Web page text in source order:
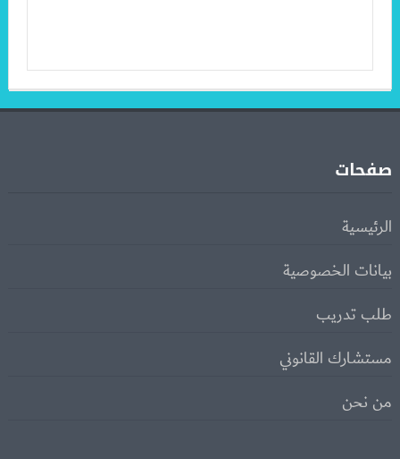
صفحات
الرئيسية
بيانات الخصوصية
طلب تدريب
مستشارك القانوني
من نحن